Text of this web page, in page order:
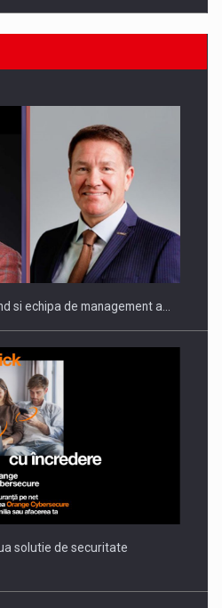
TO DELIVER TECHNOLOGY FOR
COMPANIES ON THE
SCENE
si echipa de management a…
solutie de securitate